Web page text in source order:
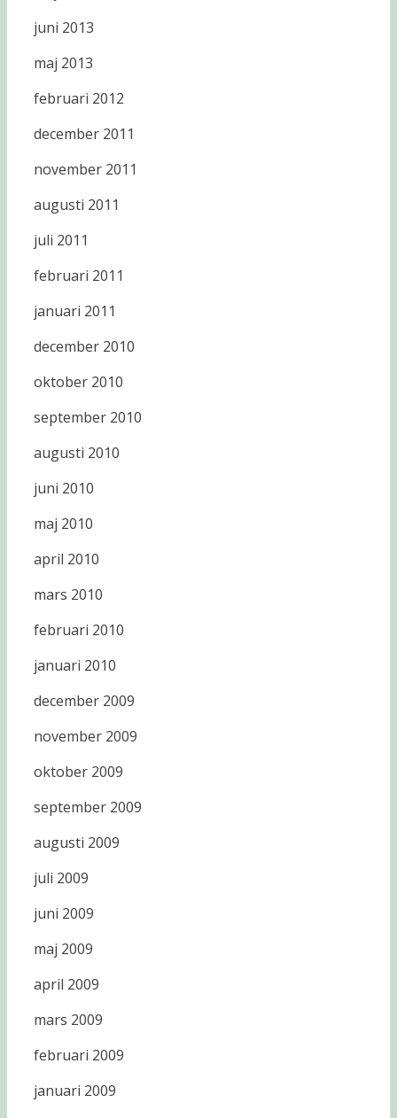
juni 2013
maj 2013
februari 2012
december 2011
november 2011
augusti 2011
juli 2011
februari 2011
januari 2011
december 2010
oktober 2010
september 2010
augusti 2010
juni 2010
maj 2010
april 2010
mars 2010
februari 2010
januari 2010
december 2009
november 2009
oktober 2009
september 2009
augusti 2009
juli 2009
juni 2009
maj 2009
april 2009
mars 2009
februari 2009
januari 2009